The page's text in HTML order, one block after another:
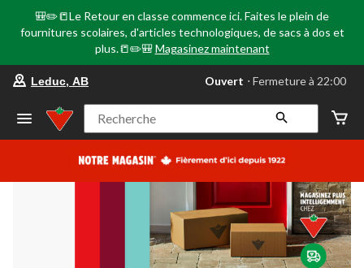
🎒✏️📒Le Retour en classe commence ici. Faites le plein de
fournitures scolaires, d'articles technologiques, de sacs à dos et
plus.📒✏️🎒 Magasinez maintenant
votre
préféré
Leduc,
AB,
courament
Fermeture
à
22:00
cliquer
pour
changer
Leduc, AB Ouvert ⋅ Fermeture à 22:00
Recherche